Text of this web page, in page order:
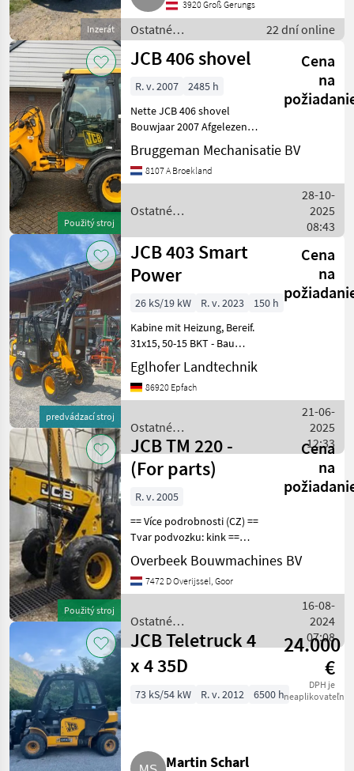
Inzerát
3920 Groß Gerungs
Ostatné
poľnohospodárske
silové stroje /
22 dní online
Použitý stroj
JCB 406 shovel
Cena
na
R. v. 2007
2485 h
Nette JCB 406 shovel
Bouwjaar 2007 Afgelezen
tellerstand 2485 uur
Banden 405/70R18
Hydraulische snelwissel 1
voor meer info Daniel
Bruggeman Mechanisatie BV
8107 A Broekland
Ostatné
stroje / JCB
28-10-
2025
08:43
predvádzací stroj
JCB 403 Smart
Power
Cena
na
26 kS/19 kW R. v. 2023
150 h
Kabine mit Heizung, Bereif.
31x15, 50-15 BKT - Bau
Profil - Breite über Reifen 1,
41m, Standard Hubgerüst, 1
Zusatzkreis, Joystick mit
Zusatzhebel,
Eglhofer Landtechnik
86920 Epfach
Ostatné
poľnohospodárske silové
stroje / JCB
21-06-
2025
12:33
Použitý stroj
JCB TM 220 -
(For parts)
Cena
na
R. v. 2005
== Více podrobnosti (CZ) ==
Tvar podvozku: kink ==
Weitere Informationen (DE)
== = Weitere Optionen und
Zubehör = -
Information
Overbeek Bouwmachines BV
7472 D Overijssel, Goor
Ostatné
poľnohospodárske silové
stroje / JCB
16-08-
2024
07:08
JCB Teletruck 4
x 4 35D
24.000
€
DPH je
neaplikovateľné
73 kS/54 kW R. v. 2012 6500 h
Martin Scharl